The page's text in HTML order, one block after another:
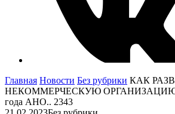
Главная Новости Без рубрики КАК
НЕКОММЕРЧЕСКУЮ ОРГАНИЗАЦИЮ
года АНО.. 2343